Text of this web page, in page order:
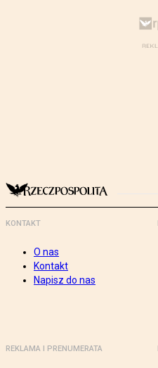
KONTAKT
O nas
Kontakt
Napisz do nas
REKLAMA I PRENUMERATA